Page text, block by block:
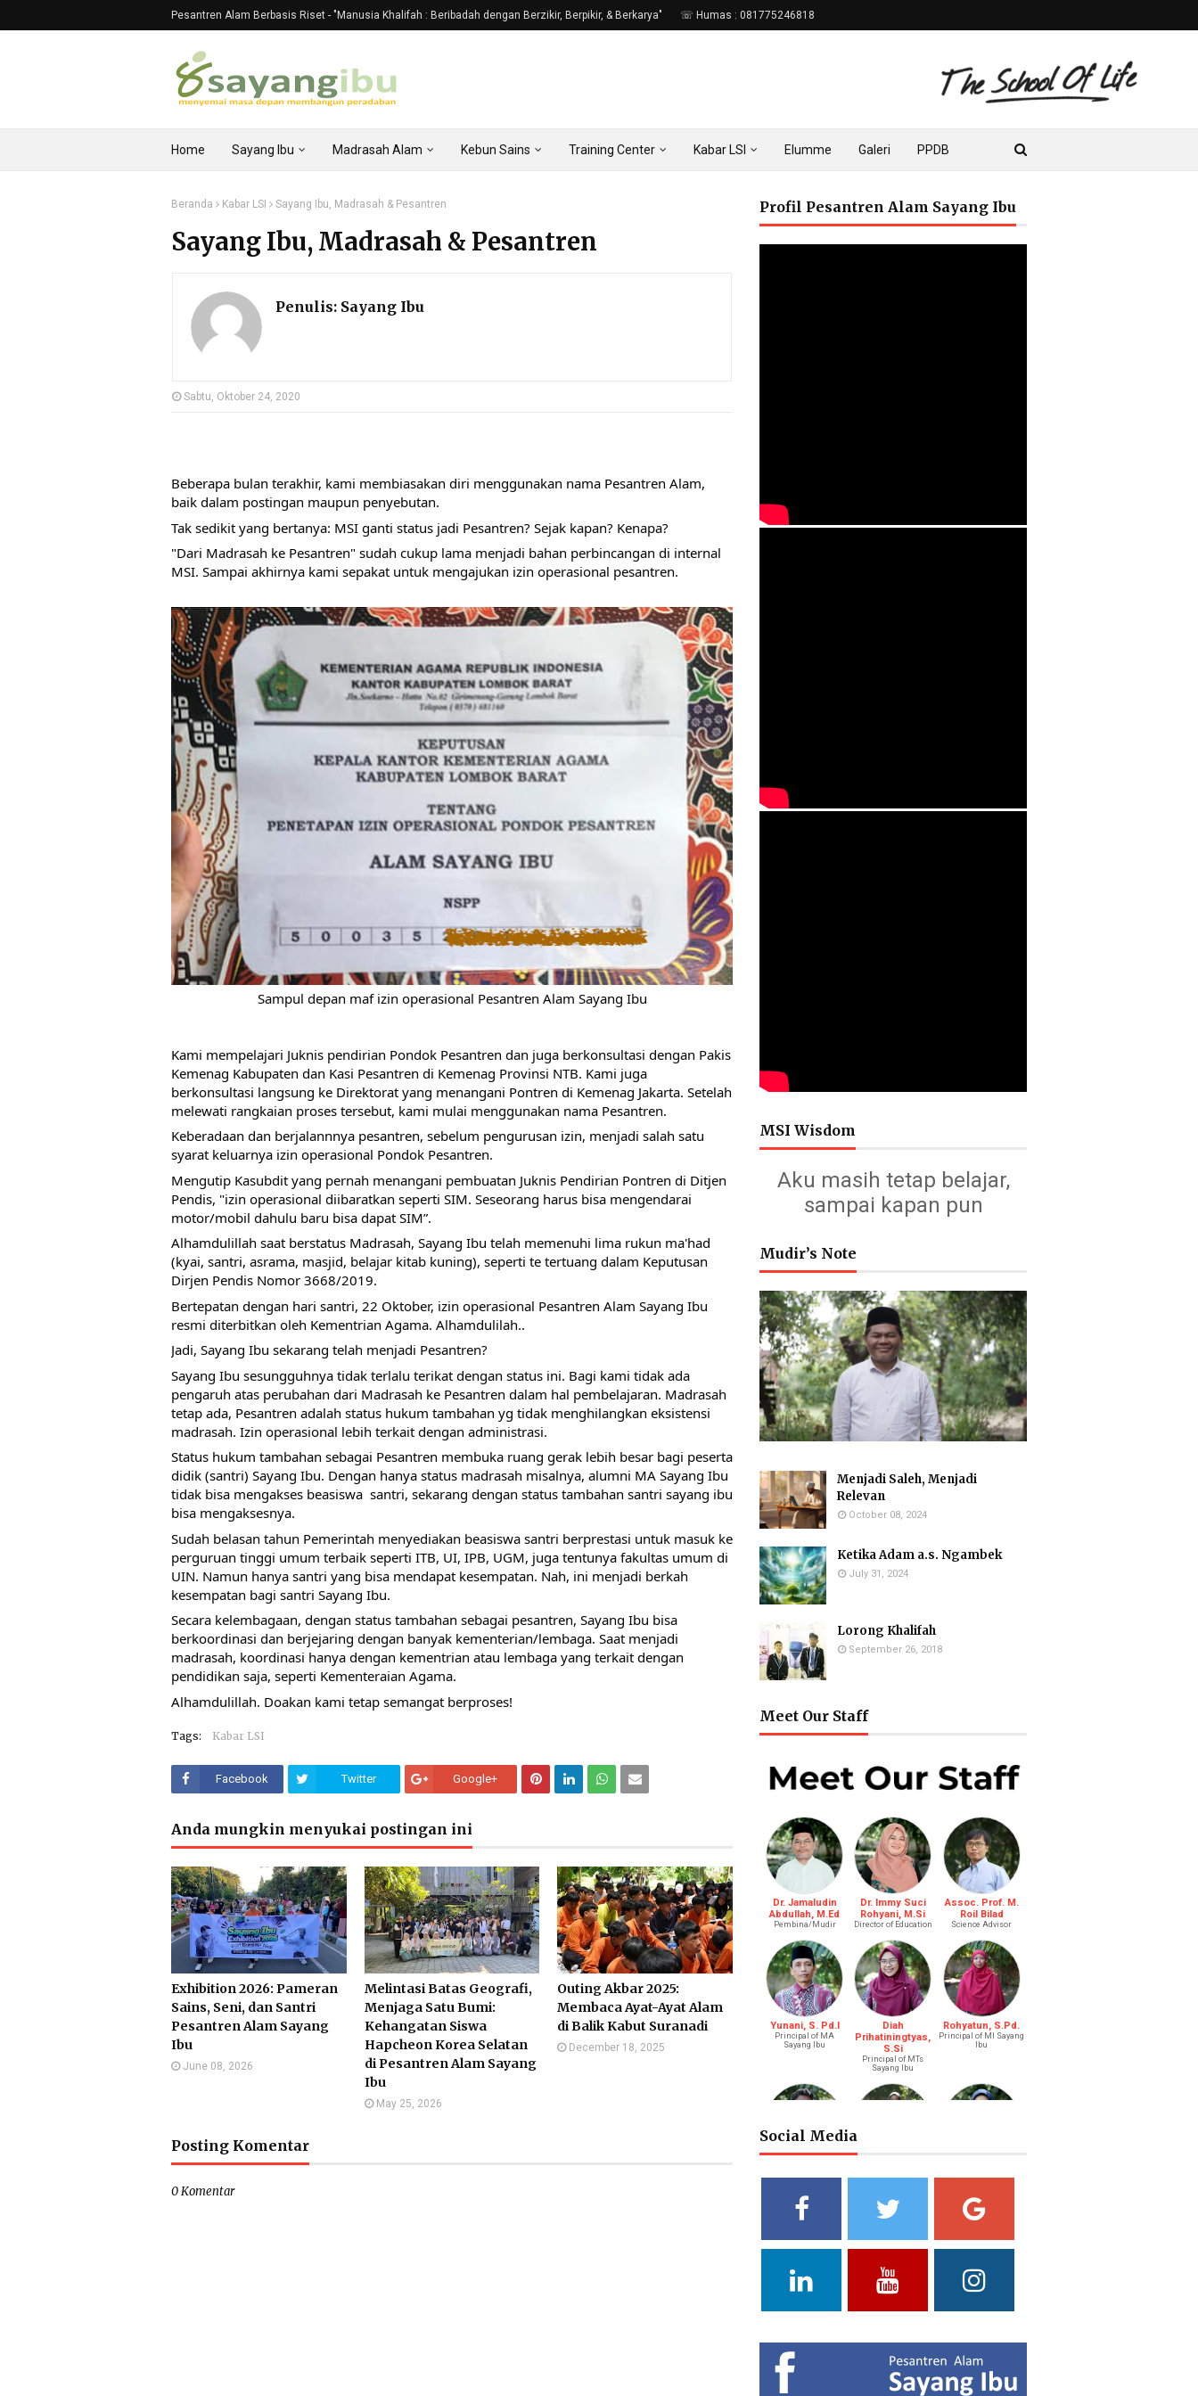
Pesantren Alam Berbasis Riset - "Manusia Khalifah : Beribadah dengan Berzikir, Berpikir, & Berkarya" ☏ Humas : 081775246818
Home Sayang Ibu Madrasah Alam Kebun Sains Training Center Kabar LSI Elumme Galeri PPDB
Beranda Kabar LSI Sayang Ibu, Madrasah & Pesantren
Sayang Ibu, Madrasah & Pesantren
Penulis: Sayang Ibu
Sabtu, Oktober 24, 2020
Beberapa bulan terakhir, kami membiasakan diri menggunakan nama Pesantren Alam,
baik dalam postingan maupun penyebutan.
Tak sedikit yang bertanya: MSI ganti status jadi Pesantren? Sejak kapan? Kenapa?
"Dari Madrasah ke Pesantren" sudah cukup lama menjadi bahan perbincangan di internal
MSI. Sampai akhirnya kami sepakat untuk mengajukan izin operasional pesantren.
Sampul depan maf izin operasional Pesantren Alam Sayang Ibu
Kami mempelajari Juknis pendirian Pondok Pesantren dan juga berkonsultasi dengan Pakis
Kemenag Kabupaten dan Kasi Pesantren di Kemenag Provinsi NTB. Kami juga
berkonsultasi langsung ke Direktorat yang menangani Pontren di Kemenag Jakarta. Setelah
melewati rangkaian proses tersebut, kami mulai menggunakan nama Pesantren.
Keberadaan dan berjalannnya pesantren, sebelum pengurusan izin, menjadi salah satu
syarat keluarnya izin operasional Pondok Pesantren.
Mengutip Kasubdit yang pernah menangani pembuatan Juknis Pendirian Pontren di Ditjen
Pendis, "izin operasional diibaratkan seperti SIM. Seseorang harus bisa mengendarai
motor/mobil dahulu baru bisa dapat SIM”.
Alhamdulillah saat berstatus Madrasah, Sayang Ibu telah memenuhi lima rukun ma'had
(kyai, santri, asrama, masjid, belajar kitab kuning), seperti te tertuang dalam Keputusan
Dirjen Pendis Nomor 3668/2019.
Bertepatan dengan hari santri, 22 Oktober, izin operasional Pesantren Alam Sayang Ibu
resmi diterbitkan oleh Kementrian Agama. Alhamdulilah..
Jadi, Sayang Ibu sekarang telah menjadi Pesantren?
Sayang Ibu sesungguhnya tidak terlalu terikat dengan status ini. Bagi kami tidak ada
pengaruh atas perubahan dari Madrasah ke Pesantren dalam hal pembelajaran. Madrasah
tetap ada, Pesantren adalah status hukum tambahan yg tidak menghilangkan eksistensi
madrasah. Izin operasional lebih terkait dengan administrasi.
Status hukum tambahan sebagai Pesantren membuka ruang gerak lebih besar bagi peserta
didik (santri) Sayang Ibu. Dengan hanya status madrasah misalnya, alumni MA Sayang Ibu
tidak bisa mengakses beasiswa  santri, sekarang dengan status tambahan santri sayang ibu
bisa mengaksesnya.
Sudah belasan tahun Pemerintah menyediakan beasiswa santri berprestasi untuk masuk ke
perguruan tinggi umum terbaik seperti ITB, UI, IPB, UGM, juga tentunya fakultas umum di
UIN. Namun hanya santri yang bisa mendapat kesempatan. Nah, ini menjadi berkah
kesempatan bagi santri Sayang Ibu.
Secara kelembagaan, dengan status tambahan sebagai pesantren, Sayang Ibu bisa
berkoordinasi dan berjejaring dengan banyak kementerian/lembaga. Saat menjadi
madrasah, koordinasi hanya dengan kementrian atau lembaga yang terkait dengan
pendidikan saja, seperti Kementeraian Agama.
Alhamdulillah. Doakan kami tetap semangat berproses!
Tags: Kabar LSI
Facebook Twitter Google+
Anda mungkin menyukai postingan ini
Exhibition 2026: Pameran
Sains, Seni, dan Santri
Pesantren Alam Sayang
Ibu
June 08, 2026
Melintasi Batas Geografi,
Menjaga Satu Bumi:
Kehangatan Siswa
Hapcheon Korea Selatan
di Pesantren Alam Sayang
Ibu
May 25, 2026
Outing Akbar 2025:
Membaca Ayat-Ayat Alam
di Balik Kabut Suranadi
December 18, 2025
Posting Komentar
0 Komentar
Profil Pesantren Alam Sayang Ibu
MSI Wisdom
Aku masih tetap belajar,
sampai kapan pun
Mudir’s Note
Menjadi Saleh, Menjadi
Relevan
October 08, 2024
Ketika Adam a.s. Ngambek
July 31, 2024
Lorong Khalifah
September 26, 2018
Meet Our Staff
Dr. Jamaludin
Abdullah, M.Ed
Pembina/Mudir
Dr. Immy Suci
Rohyani, M.Si
Director of Education
Assoc. Prof. M.
Roil Bilad
Science Advisor
Yunani, S. Pd.I
Principal of MA
Sayang Ibu
Diah
Prihatiningtyas,
S.Si
Principal of MTs
Sayang Ibu
Rohyatun, S.Pd.
Principal of MI Sayang
Ibu
S.Li.
Hizam, M.Pd.
S.E.
Vidya Putri
Deputy Head of Public
Yuliani, S.Pd
Curriculum MA
Fathul Hamdi, S.Si
Curriculum MTs
Social Media